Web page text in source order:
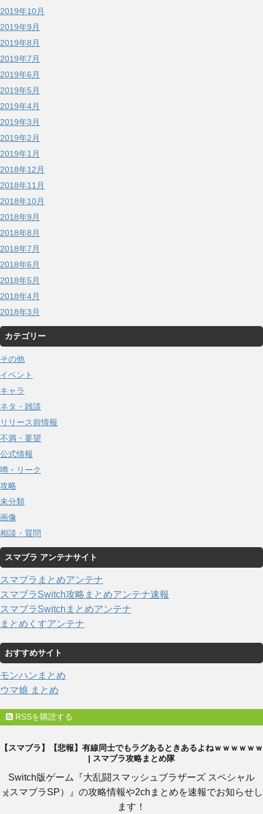
2019年10月
2019年9月
2019年8月
2019年7月
2019年6月
2019年5月
2019年4月
2019年3月
2019年2月
2019年1月
2018年12月
2018年11月
2018年10月
2018年9月
2018年8月
2018年7月
2018年6月
2018年5月
2018年4月
2018年3月
カテゴリー
その他
イベント
キャラ
ネタ・雑談
リリース前情報
不満・要望
公式情報
噂・リーク
攻略
未分類
画像
相談・質問
スマブラ アンテナサイト
スマブラまとめアンテナ
スマブラSwitch攻略まとめアンテナ速報
スマブラSwitchまとめアンテナ
まとめくすアンテナ
おすすめサイト
モンハンまとめ
ウマ娘 まとめ
RSSを購読する
×
【スマブラ】【悲報】有線同士でもラグあるときあるよねｗｗｗｗｗｗ
| スマブラ攻略まとめ隊
Switch版ゲーム『大乱闘スマッシュブラザーズ スペシャル
（スマブラSP）』の攻略情報や2chまとめを速報でお知らせし
ます！